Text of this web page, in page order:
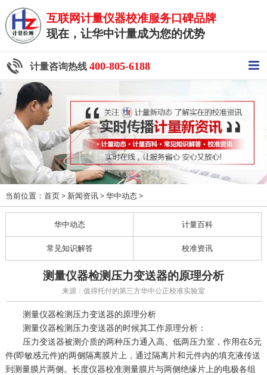
互联网计量仪器校准服务口碑品牌
现在，让华中计量成为您的优势
计量咨询热线 400-805-6188
当前位置： 首页> 新闻资讯> 华中动态>
华中动态 计量百科
常见知识解答 校准资讯
测量仪器检测压力变送器的原理分析
来源：值得托付的第三方华中公正校准实验室
测量仪器检测压力变送器的原理分析
测量仪器检测压力变送器的时候其工作原理分析：
压力变送器被测介质的两种压力通入高、低两压力室，作用在δ元
件(即敏感元件)的两侧隔离膜片上，通过隔离片和元件内的填充液传送
到测量膜片两侧。 长度仪器校准测量膜片与两侧绝缘片上的电极各组